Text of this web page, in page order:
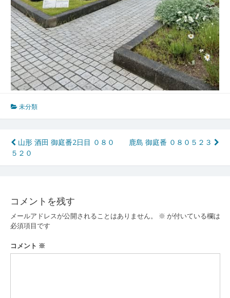
未分類
投
稿
ビ
ゲ
ー
シ
山形 酒田 御庭番2日目 ０８０
５２０
鹿島 御庭番 ０８０５２３
コメントを残す
メールアドレスが公開されることはありません。 ※ が付いている欄は
必須項目です
コメント ※